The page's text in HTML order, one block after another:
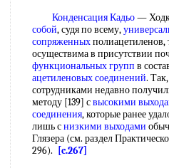
Конденсация Кадьо—
собой, судя по всему,
сопряженныхполиацетиленов,
осуществима в присутствии
функциональных групп в
ацетиленовых соединений.
сотрудниками недавно
методу [139] свысокими
соединения, которые ранее
лишь снизкими выходами
Глязера (см. раздел
296).
[c.267]